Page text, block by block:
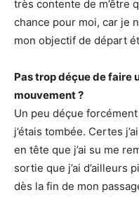
très contente de m’être
chance pour moi, car je
mon objectif de départ
Pas trop déçue de faire
mouvement ?
Un peu déçue forcément
j’étais tombée. Certes
en tête que j’ai su me
sortie que j’ai d’ailleurs
dès la fin de mon